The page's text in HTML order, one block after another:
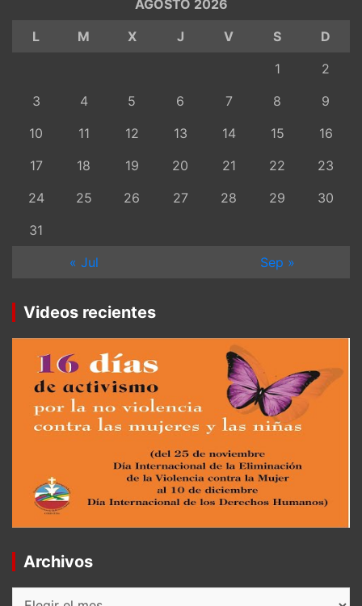
AGOSTO 2026
L
M X J V S
D
1
2
3
4 5 6 7 8
9
10
11 12 13 14 15
16
17
18 19 20 21 22
23
24
25 26 27 28 29
30
31
« Jul
Sep »
Videos recientes
Archivos
Archivos